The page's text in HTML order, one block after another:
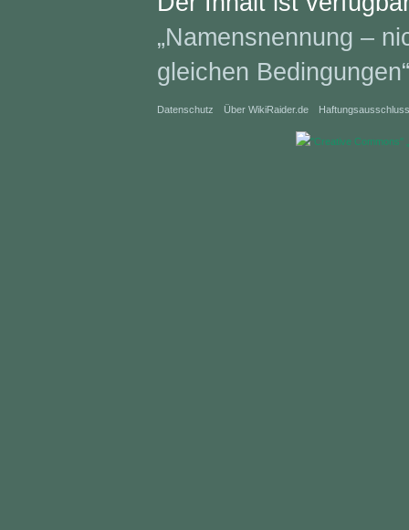
„Namensnennung –
gleichen Bedingungen“
Datenschutz Über WikiRaider.de